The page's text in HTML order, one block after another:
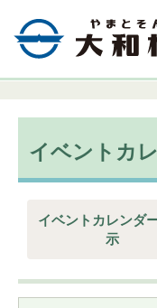
イベントカ
イベントカレンダ
示